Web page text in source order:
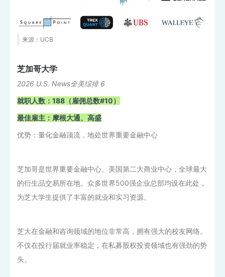
来源：UCB
芝加哥大学
2026 U.S. News全美综排 6
就职人数：188（雇佣总数#10）
最佳雇主：摩根大通、高盛
优势：量化金融顶流，地处世界重要金融中心
芝加哥是世界重要金融中心、美国第二大商业中心，全球最大
的衍生品交易所在地。众多世界500强企业总部均设在此处，
为芝大学生提供了丰富的就业和实习资源。
芝大在金融和咨询领域的地位非常高，拥有强大的校友网络。
不仅在投行届就业率稳定，在私募股权投资领域也有强劲的势
头。